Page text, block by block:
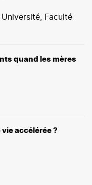
Faculté
quand les mères
vie accélérée ?